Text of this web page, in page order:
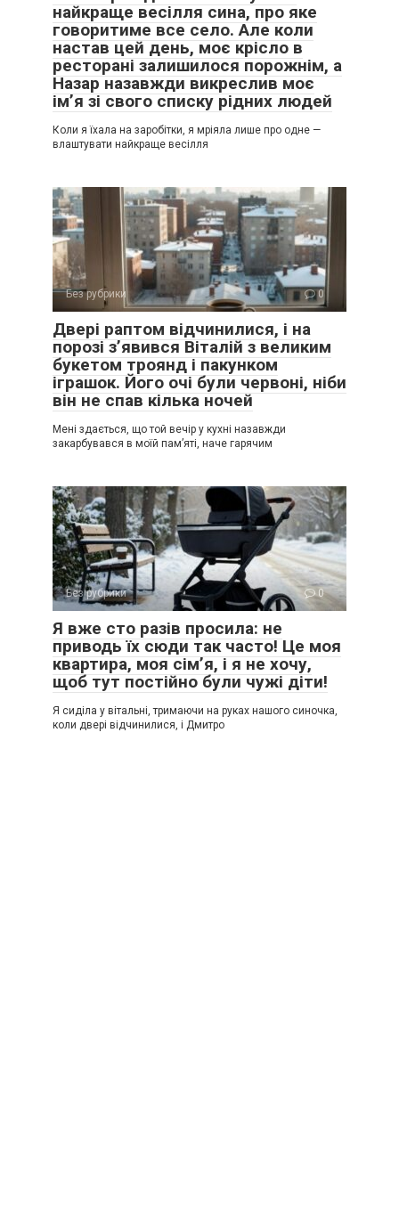
найкраще весілля сина, про яке
говоритиме все село. Але коли
настав цей день, моє крісло в
ресторані залишилося порожнім, а
Назар назавжди викреслив моє
ім’я зі свого списку рідних людей
Коли я їхала на заробітки, я мріяла лише про одне —
влаштувати найкраще весілля
Без рубрики 0
Двері раптом відчинилися, і на
порозі з’явився Віталій з великим
букетом троянд і пакунком
іграшок. Його очі були червоні, ніби
він не спав кілька ночей
Мені здається, що той вечір у кухні назавжди
закарбувався в моїй пам’яті, наче гарячим
Без рубрики 0
Я вже сто разів просила: не
приводь їх сюди так часто! Це моя
квартира, моя сім’я, і я не хочу,
щоб тут постійно були чужі діти!
Я сиділа у вітальні, тримаючи на руках нашого синочка,
коли двері відчинилися, і Дмитро